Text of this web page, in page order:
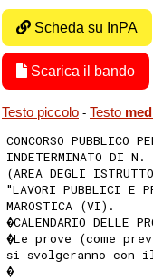
Scheda su InPA
Scarica il bando
Testo piccolo - Testo
CONCORSO PUBBLICO
INDETERMINATO DI N.
(AREA DEGLI
"LAVORI PUBBLICI E
MAROSTICA (VI).
�CALENDARIO DELLE
�Le prove (come
si svolgeranno con
�